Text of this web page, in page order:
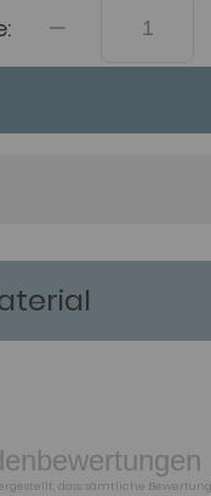
dass sämtliche